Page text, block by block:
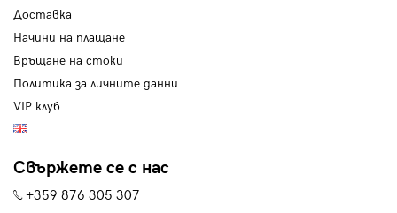
Доставка
Начини на плащане
Връщане на стоки
Политика за личните данни
VIP клуб
Свържете се с нас
+359 876 305 307